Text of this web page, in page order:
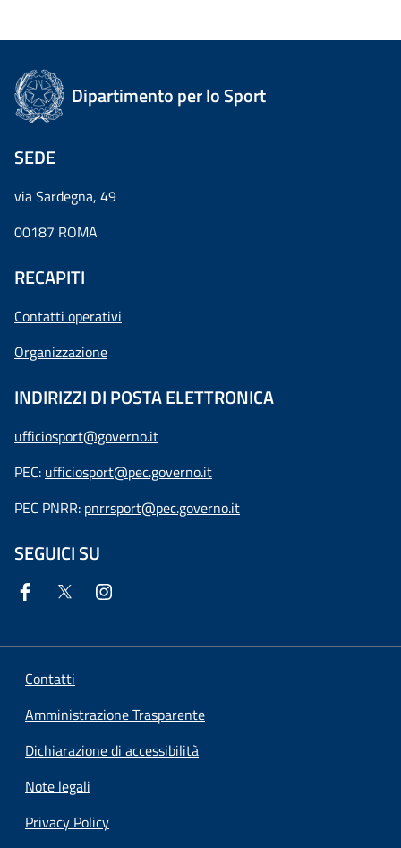
Dipartimento per lo Sport
SEDE
via Sardegna, 49
00187 ROMA
RECAPITI
Contatti operativi
Organizzazione
INDIRIZZI DI POSTA ELETTRONICA
ufficiosport@governo.it
PEC: ufficiosport@pec.governo.it
PEC PNRR: pnrrsport@pec.governo.it
SEGUICI SU
Contatti
Amministrazione Trasparente
Dichiarazione di accessibilità
Note legali
Privacy Policy